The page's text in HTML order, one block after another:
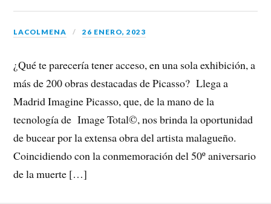
LACOLMENA 26 ENERO, 2023
¿Qué te parecería tener acceso, en una sola exhibición, a
más de 200 obras destacadas de Picasso? Llega a
Madrid Imagine Picasso, que, de la mano de la
tecnología de Image Total©, nos brinda la oportunidad
de bucear por la extensa obra del artista malagueño.
Coincidiendo con la conmemoración del 50º aniversario
de la muerte […]